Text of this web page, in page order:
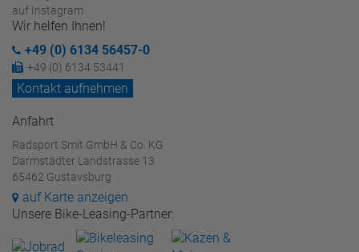
auf Instagram
Wir helfen Ihnen!
+49 (0) 6134 56457-0
+49 (0) 6134 53441
Kontakt aufnehmen
Anfahrt
Radsport Smit GmbH & Co. KG
Darmstädter Landstrasse 13
65462 Gustavsburg
auf Karte anzeigen
Unsere Bike-Leasing-Partner: